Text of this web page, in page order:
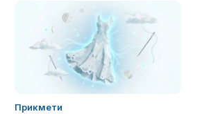
Прикмети